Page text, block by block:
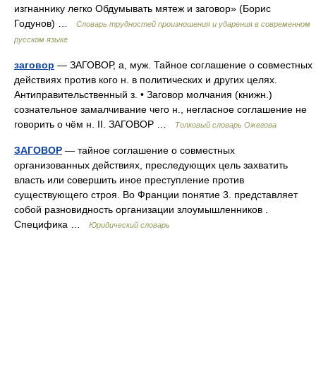
изгнаннику легко Обдумывать мятеж и заговор» (Борис
Годунов) …
Словарь трудностей произношения и ударения в современном
русском языке
заговор — ЗАГОВОР, а, муж. Тайное соглашение о совместных
действиях против кого н. в политических и других целях.
Антиправительственный з. • Заговор молчания (книжн.)
сознательное замалчивание чего н., негласное соглашение не
говорить о чём н. II. ЗАГОВОР …
Толковый словарь Ожегова
ЗАГОВОР — тайное соглашение о совместных
организованных действиях, преследующих цель захватить
власть или совершить иное преступление против
существующего строя. Во Франции понятие 3. представляет
собой разновидность организации злоумышленников .
Специфика …
Юридический словарь